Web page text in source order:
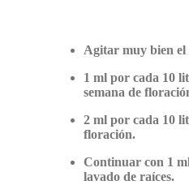
Agitar muy bien el
1 ml por cada 10
semana de
2 ml por cada 10
floración.
Continuar con 1
lavado de raíces.